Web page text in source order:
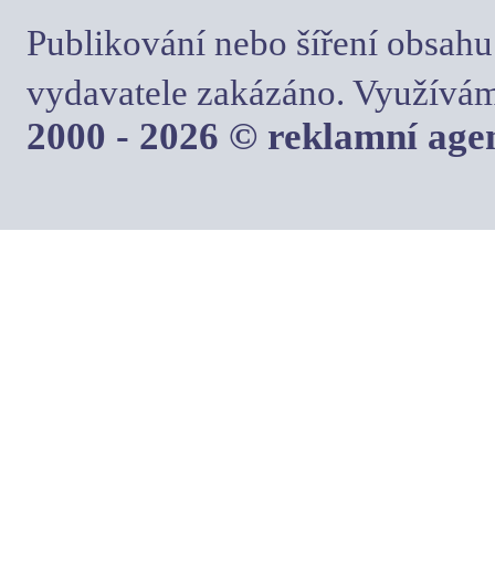
Publikování nebo šíření
vydavatele zakázáno.
2000 - 2026 © reklamní